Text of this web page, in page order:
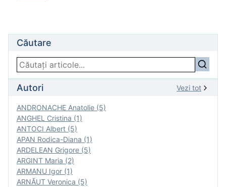
Căutare
Autori Vezi tot
ANDRONACHE Anatolie (5)
ANGHEL Cristina (1)
ANTOCI Albert (5)
APAN Rodica-Diana (1)
ARDELEAN Grigore (5)
ARGINT Maria (2)
ARMANU Igor (1)
ARNĂUT Veronica (5)